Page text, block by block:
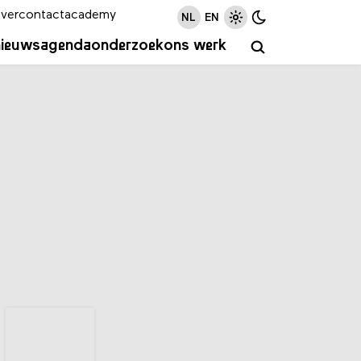
agendaonderzoekons werk
contactacademy NL EN